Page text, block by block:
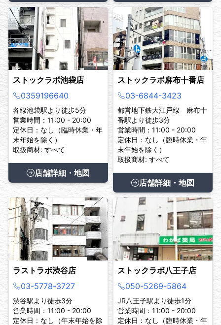
ストックラボ池袋店
0359196640
各線池袋駅より徒歩5分
営業時間：11:00 - 20:00
定休日：なし（臨時休業・年
末年始を除く）
取扱商材: すべて
店舗詳細・地図
ストックラボ麻布十番店
03-6844-3423
都営地下鉄大江戸線 麻布十
番駅より徒歩3分
営業時間：11:00 - 20:00
定休日：なし（臨時休業・年
末年始を除く）
取扱商材: すべて
店舗詳細・地図
ラストラボ渋谷店
03-5778-3727
渋谷駅より徒歩3分
営業時間：11:00 - 20:00
定休日：なし（年末年始を除
ストックラボ八王子店
050-5269-5864
JR八王子駅より徒歩1分
営業時間：11:00 - 20:00
定休日：なし（臨時休業・年